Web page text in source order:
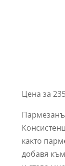
Цена за
както
добавя